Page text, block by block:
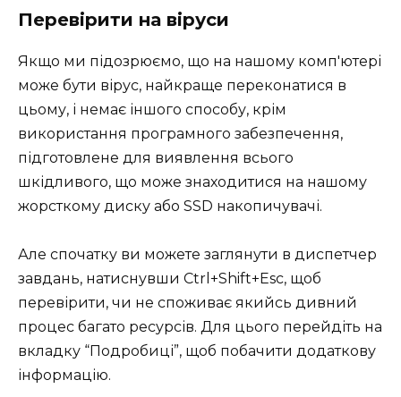
Перевірити на віруси
Якщо ми підозрюємо, що на нашому комп'ютері
може бути вірус, найкраще переконатися в
цьому, і немає іншого способу, крім
використання програмного забезпечення,
підготовлене для виявлення всього
шкідливого, що може знаходитися на нашому
жорсткому диску або SSD накопичувачі.
Але спочатку ви можете заглянути в диспетчер
завдань, натиснувши Ctrl+Shift+Esc, щоб
перевірити, чи не споживає якийсь дивний
процес багато ресурсів. Для цього перейдіть на
вкладку “Подробиці”, щоб побачити додаткову
інформацію.